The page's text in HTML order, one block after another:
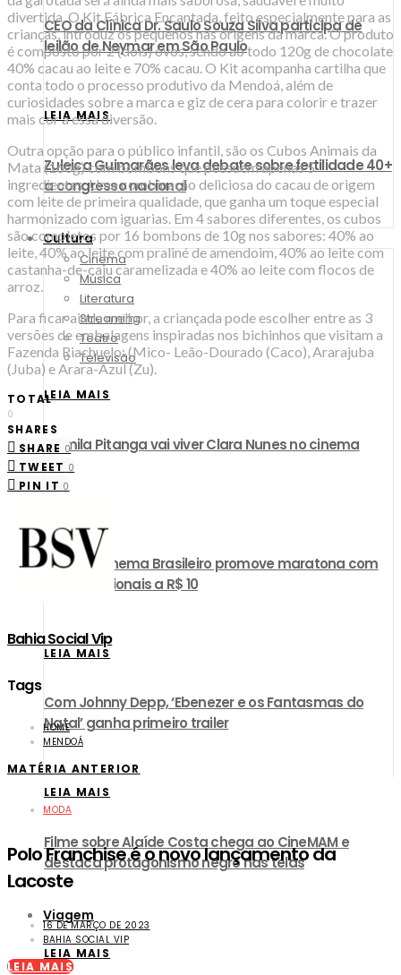
CEO da Clínica Dr. Saulo Souza Silva participa de
leilão de Neymar em São Paulo
LEIA MAIS
Zuleica Guimarães leva debate sobre fertilidade 40+
a congresso nacional
Cultura
Cinema
Música
Literatura
Streaming
Teatro
Televisão
LEIA MAIS
Camila Pitanga vai viver Clara Nunes no cinema
UCI Day Cinema Brasileiro promove maratona com
filmes nacionais a R$ 10
LEIA MAIS
Com Johnny Depp, ‘Ebenezer e os Fantasmas do
Natal’ ganha primeiro trailer
LEIA MAIS
Filme sobre Alaíde Costa chega ao CineMAM e
destaca protagonismo negro nas telas
Viagem
LEIA MAIS
divertida. O Kit Fábrica Encantada, feito especialmente para as
crianças, introduz os pequenos nas origens da marca. O produto
é composto por 2 (dois) ovos, sendo ao todo 120g de chocolate
40% cacau ao leite e 70% cacau. O Kit acompanha cartilha que
conta todo o processo produtivo da Mendoá, além de
curiosidades sobre a marca e giz de cera para colorir e trazer
mais cor a essa diversão.
Outra opção para o público infantil, são os Cubos Animais da
Mata (160g) com bombons que possuem apenas 5
ingredientes. Uma combinação deliciosa do cacau de origem
com leite de primeira qualidade, que ganha um toque especial
harmonizado com iguarias. Em 4 sabores diferentes, os cubos
são completos por 16 bombons de 10g nos sabores: 40% ao
leite, 40% ao leite com praliné de amendoim, 40% ao leite com
castanha-de-caju caramelizada e 40% ao leite com flocos de
arroz.
Para ficar ainda melhor, a criançada pode escolher entre as 3
versões de embalagens inspiradas nos bichinhos que visitam a
Fazenda Riachuelo: (Mico- Leão-Dourado (Caco), Ararajuba
(Juba) e Arara-Azul (Zu).
TOTAL
0
SHARES
SHARE 0
TWEET 0
PIN IT 0
Bahia Social Vip
Tags
HOME
MENDOÁ
MATÉRIA ANTERIOR
MODA
Polo Franchise é o novo lançamento da
Lacoste
16 DE MARÇO DE 2023
BAHIA SOCIAL VIP
LEIA MAIS